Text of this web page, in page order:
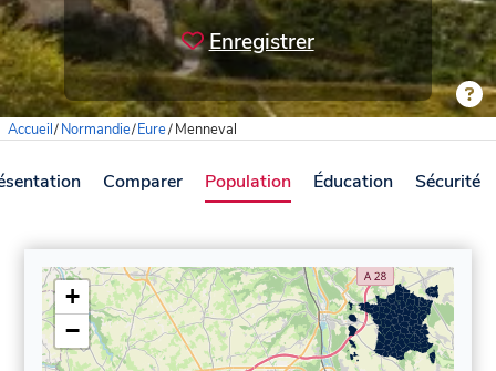
Enregistrer
Accueil/Normandie/Eure/Menneval
Comparer Population Éducation Sécurité
+
−